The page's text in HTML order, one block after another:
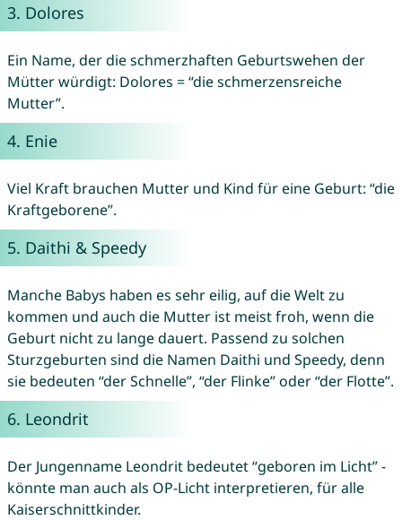
3. Dolores
Ein Name, der die schmerzhaften Geburtswehen der
Mütter würdigt: Dolores = “die schmerzensreiche
Mutter”.
4. Enie
Viel Kraft brauchen Mutter und Kind für eine Geburt: “die
Kraftgeborene”.
5. Daithi & Speedy
Manche Babys haben es sehr eilig, auf die Welt zu
kommen und auch die Mutter ist meist froh, wenn die
Geburt nicht zu lange dauert. Passend zu solchen
Sturzgeburten sind die Namen Daithi und Speedy, denn
sie bedeuten “der Schnelle”, “der Flinke” oder “der Flotte”.
6. Leondrit
Der Jungenname Leondrit bedeutet “geboren im Licht” -
könnte man auch als OP-Licht interpretieren, für alle
Kaiserschnittkinder.